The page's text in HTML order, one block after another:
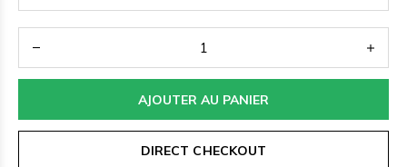
AJOUTER AU PANIER
DIRECT CHECKOUT